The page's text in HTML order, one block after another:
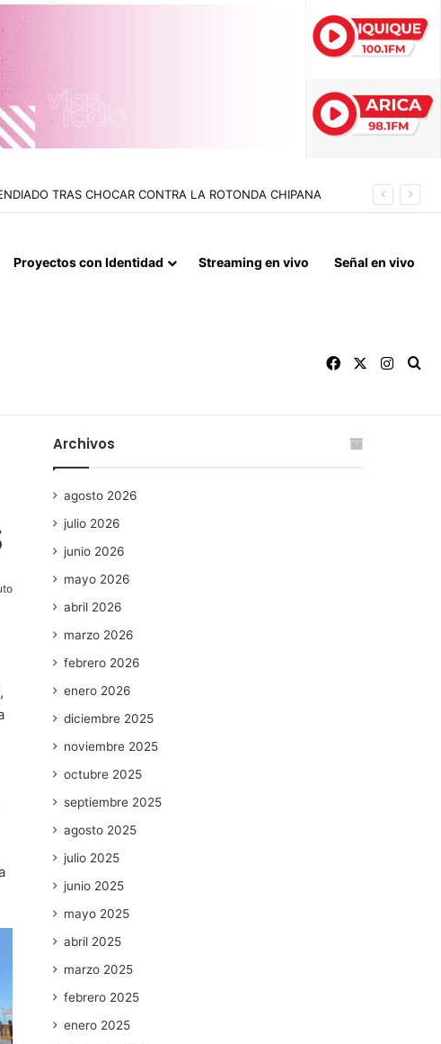
TRAS CHOCAR CONTRA LA ROTONDA CHIPANA
Proyectos con Identidad Streaming en vivo Señal en vivo
Facebook
Archivos
agosto 2026
julio 2026
junio 2026
mayo 2026
abril 2026
marzo 2026
febrero 2026
enero 2026
diciembre 2025
noviembre 2025
octubre 2025
septiembre 2025
agosto 2025
julio 2025
junio 2025
mayo 2025
abril 2025
marzo 2025
febrero 2025
enero 2025